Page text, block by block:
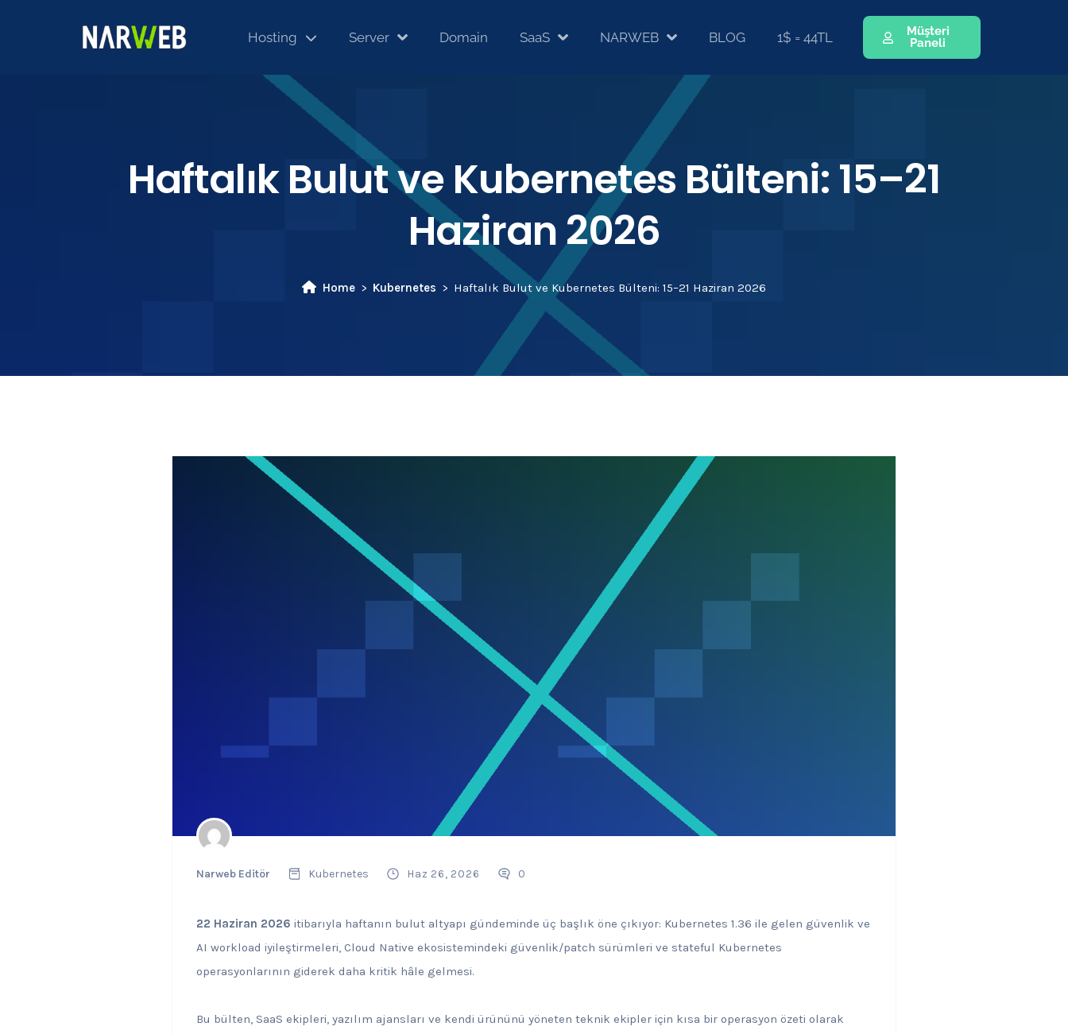
Hosting Server Domain SaaS NARWEB BLOG 1$ = 44TL
Müşteri
Paneli
Haftalık Bulut ve Kubernetes Bülteni: 15–21
Haziran 2026
Home Kubernetes Haftalık Bulut ve Kubernetes Bülteni: 15–21 Haziran 2026
Narweb Editör Kubernetes Haz 26, 2026 0
22 Haziran 2026 itibarıyla haftanın bulut altyapı gündeminde üç başlık öne çıkıyor: Kubernetes 1.36 ile gelen güvenlik ve
AI workload iyileştirmeleri, Cloud Native ekosistemindeki güvenlik/patch sürümleri ve stateful Kubernetes
operasyonlarının giderek daha kritik hâle gelmesi.
Bu bülten, SaaS ekipleri, yazılım ajansları ve kendi ürününü yöneten teknik ekipler için kısa bir operasyon özeti olarak